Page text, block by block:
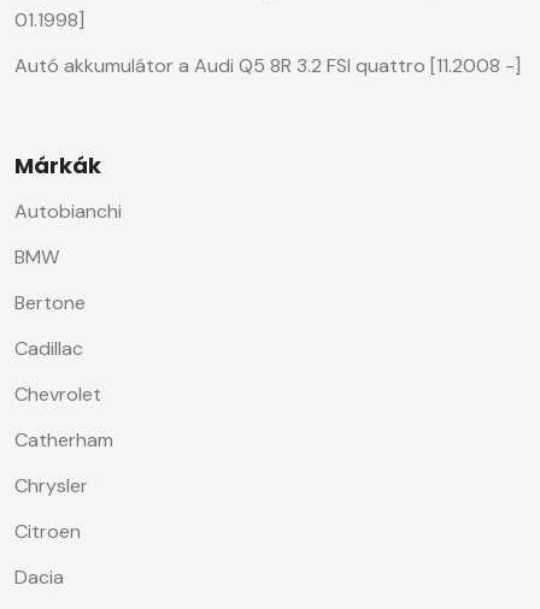
01.1998]
Autó akkumulátor a Audi Q5 8R 3.2 FSI quattro [11.2008 -]
Márkák
Autobianchi
BMW
Bertone
Cadillac
Chevrolet
Catherham
Chrysler
Citroen
Dacia